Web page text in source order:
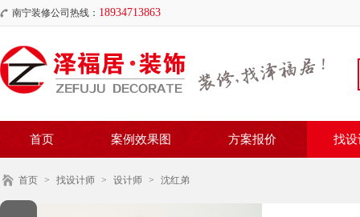
南宁装修公司热线： 18934713863
首页 案例效果图 方案报价 找设
首页 > 找设计师 > 设计师 > 沈红弟